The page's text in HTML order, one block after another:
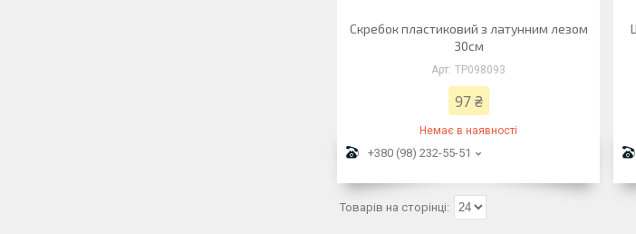
Скребок пластиковий з латунним лезом
30см
TP098093
97 ₴
Немає в наявності
+380 (98) 232-55-51